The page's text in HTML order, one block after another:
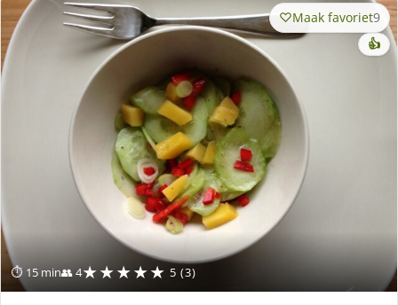
⏱ 15 min👥 4★★★★★ 5 (3)
Maak favoriet9
👍